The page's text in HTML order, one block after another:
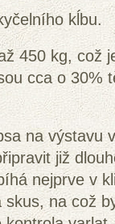
kĺbu.
450 kg, což
cca o 30%
na výstavu
již
nejprve v
na což